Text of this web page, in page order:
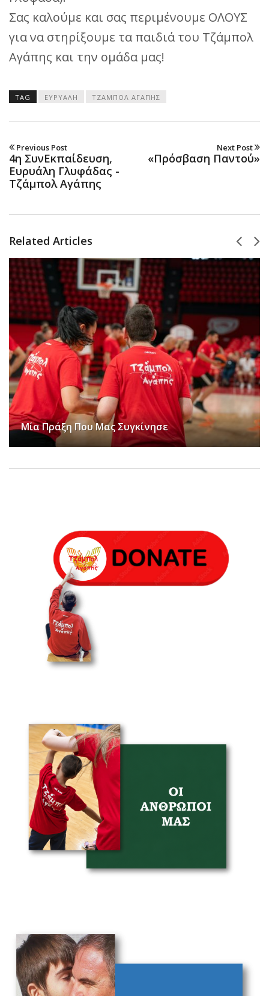
Σας καλούμε και σας περιμένουμε ΟΛΟΥΣ
για να στηρίξουμε τα παιδιά του Τζάμπολ
Αγάπης και την ομάδα μας!
TAG ΕΥΡΥΑΛΗ ΤΖΑΜΠΟΛ ΑΓΑΠΗΣ
Previous Post
4η ΣυνΕκπαίδευση,
Ευρυάλη Γλυφάδας -
Τζάμπολ Αγάπης
Next Post
«Πρόσβαση Παντού»
Related Articles
Από Τη Φινλανδία Στο ΣΕΦ: Μπάσκετ,
Συναισθήματα, Αποδοχή Και Συμπερίληψη